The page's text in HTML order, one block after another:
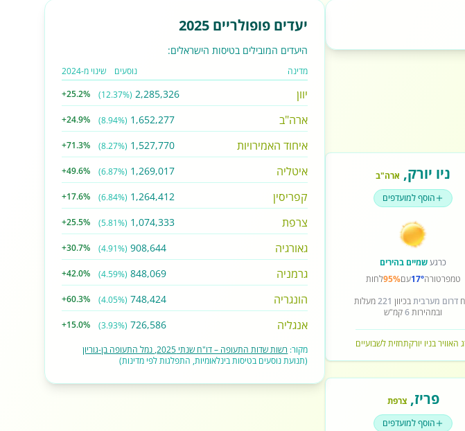
ניו יורק, ארה"ב
הוסף למועדפים
כרגעשמיים בהירים
טמפרטורה17°עם95%לחות
דרום מערביתבכיוון 221מעלות
ובמהירות6קמ"ש
האוויר בניו יורקתחזית לשבועיים
פריז,צרפת
הוסף למועדפים
יעדים פופולריים 2025
היעדים המובילים בטיסות הישראלים:
מדינה נוסעים שינוי מ-2024
יוון 2,285,326
(12.37%)
+25.2%
ארה"ב 1,652,277
(8.94%)
+24.9%
איחוד האמירויות 1,527,770
(8.27%)
+71.3%
איטליה 1,269,017
(6.87%)
+49.6%
קפריסין 1,264,412
(6.84%)
+17.6%
צרפת 1,074,333
(5.81%)
+25.5%
גאורגיה 908,644
(4.91%)
+30.7%
גרמניה 848,069
(4.59%)
+42.0%
הונגריה 748,424
(4.05%)
+60.3%
אנגליה 726,586
(3.93%)
+15.0%
מקור: רשות שדות התעופה – דו"ח שנתי 2025, נמל התעופה בן-גוריון
(תנועת נוסעים בטיסות בינלאומיות, התפלגות לפי מדינות)